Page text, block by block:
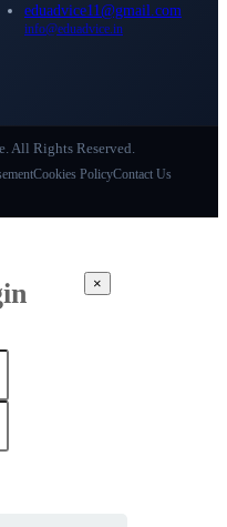
eduadvice11@gmail.com
info@eduadvice.in
All Rights Reserved.
Cookies PolicyContact Us
×